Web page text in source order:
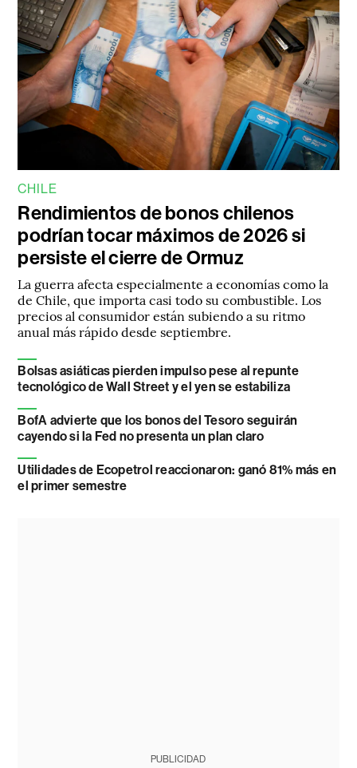
CHILE
Rendimientos de bonos chilenos
podrían tocar máximos de 2026 si
persiste el cierre de Ormuz
La guerra afecta especialmente a economías como la
de Chile, que importa casi todo su combustible. Los
precios al consumidor están subiendo a su ritmo
anual más rápido desde septiembre.
Bolsas asiáticas pierden impulso pese al repunte
tecnológico de Wall Street y el yen se estabiliza
BofA advierte que los bonos del Tesoro seguirán
cayendo si la Fed no presenta un plan claro
Utilidades de Ecopetrol reaccionaron: ganó 81% más en
el primer semestre
PUBLICIDAD